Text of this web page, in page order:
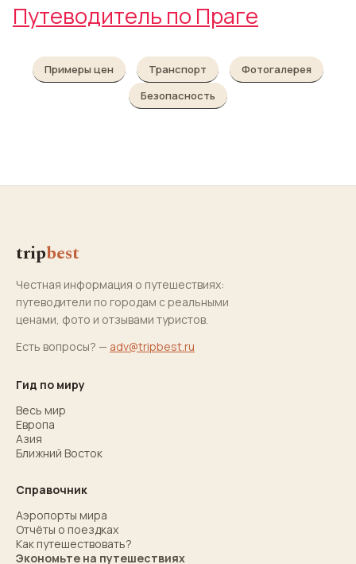
Путеводитель по Праге
Примеры цен Транспорт
Фотогалерея
Безопасность
tripbest
Честная информация о путешествиях:
путеводители по городам с реальными
ценами, фото и отзывами туристов.
Есть вопросы? — adv@tripbest.ru
Гид по миру
Весь мир
Европа
Азия
Ближний Восток
Справочник
Аэропорты мира
Отчёты о поездках
Как путешествовать?
Экономьте на путешествиях